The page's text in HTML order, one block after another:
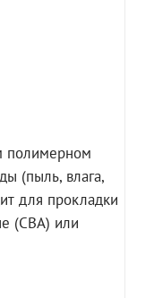
полимерном
(пыль, влага,
для прокладки
(СВА) или